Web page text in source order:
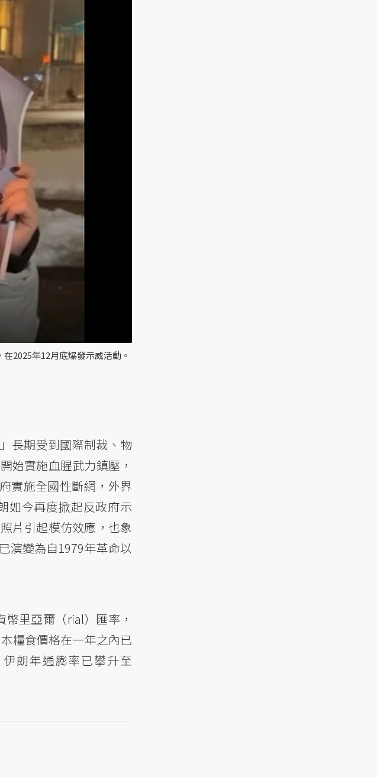
2025年12月底爆發示威活動。
長期受到國際制裁、物
始實施血腥武力鎮壓，
實施全國性斷網，外界
如今再度掀起反政府示
片引起模仿效應，也象
演變為自1979年革命以
里亞爾（rial）匯率，
糧食價格在一年之內已
朗年通膨率已攀升至